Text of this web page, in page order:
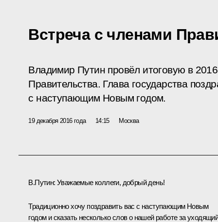
Встреча с членами
Владимир Путин провёл итоговую в
Правительства. Глава государства
с наступающим Новым годом.
19 декабря 2016 года 14:15 Москва
В.Путин: Уважаемые коллеги, добрый день!
Традиционно хочу поздравить вас с наступающим Новым
годом и сказать несколько слов о нашей работе за